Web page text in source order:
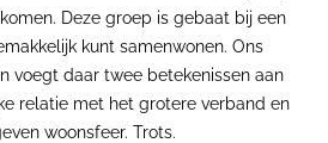
Deze groep is gebaat bij een
kunt samenwonen. Ons
voegt daar twee betekenissen aan
relatie met het grotere verband en
woonsfeer. Trots.